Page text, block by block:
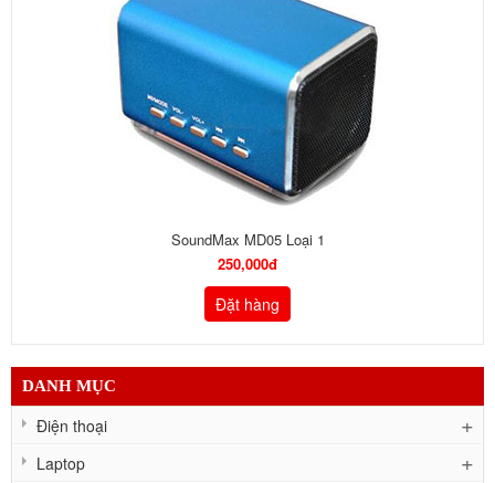
SoundMax MD05 Loại 1
250,000đ
Đặt hàng
DANH MỤC
Điện thoại
Laptop